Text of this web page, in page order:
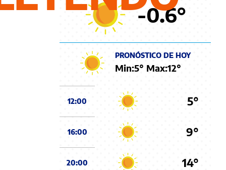
-0.6°
PRONÓSTICO DE HOY
Min:5° Max:12°
12:00 5°
16:00 9°
20:00 14°